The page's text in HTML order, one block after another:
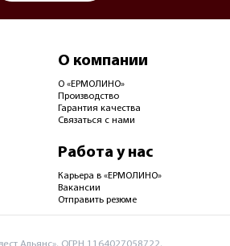
О компании
О «ЕРМОЛИНО»
Производство
Гарантия качества
Связаться с нами
Работа у нас
Карьера в «ЕРМОЛИНО»
Вакансии
Отправить резюме
Альянс», ОГРН 1164027058722,